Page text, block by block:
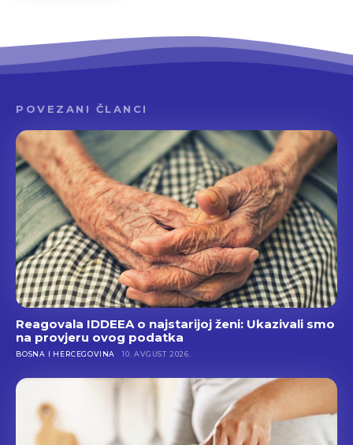
POVEZANI ČLANCI
Reagovala IDDEEA o najstarijoj ženi: Ukazivali smo
na provjeru ovog podatka
BOSNA I HERCEGOVINA 10. AVGUST 2026.